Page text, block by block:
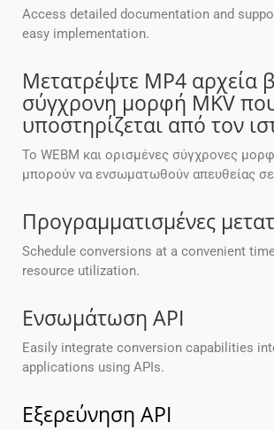
Access detailed documentation and
easy implementation.
Μετατρέψτε MP4 αρχεία
σύγχρονη μορφή MKV
υποστηρίζεται από τον
Το WEBM και ορισμένες σύγχρονες
μπορούν να ενσωματωθούν απευθείας σε
Προγραμματισμένες
Schedule conversions at a convenient
resource utilization.
Ενσωμάτωση API
Easily integrate conversion capabilities
applications using APIs.
Εξερεύνηση API